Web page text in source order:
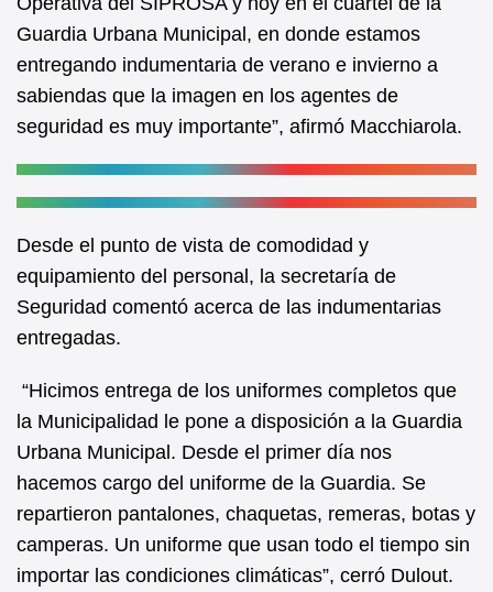
Guardia Urbana Municipal, en donde estamos
entregando indumentaria de verano e invierno a
sabiendas que la imagen en los agentes de
seguridad es muy importante”, afirmó Macchiarola.
Desde el punto de vista de comodidad y
equipamiento del personal, la secretaría de
Seguridad comentó acerca de las indumentarias
entregadas.
“Hicimos entrega de los uniformes completos que
la Municipalidad le pone a disposición a la Guardia
Urbana Municipal. Desde el primer día nos
hacemos cargo del uniforme de la Guardia. Se
repartieron pantalones, chaquetas, remeras, botas y
camperas. Un uniforme que usan todo el tiempo sin
importar las condiciones climáticas”, cerró Dulout.